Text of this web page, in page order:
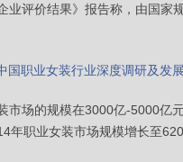
评价结果》报告称，由国家
国职业女装行业深度调研及发
场的规模在3000亿-5000亿
职业女装市场规模增长至